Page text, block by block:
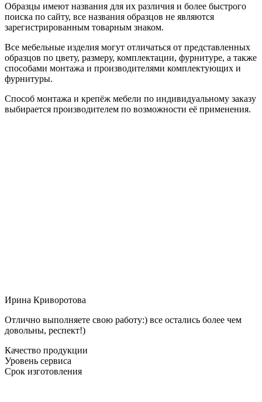
Образцы имеют названия для их различия и более быстрого
поиска по сайту, все названия образцов не являются
зарегистрированным товарным знаком.
Все мебельные изделия могут отличаться от представленных
образцов по цвету, размеру, комплектации, фурнитуре, а также
способами монтажа и производителями комплектующих и
фурнитуры.
Способ монтажа и крепёж мебели по индивидуальному заказу
выбирается производителем по возможности её применения.
Ирина Криворотова
Отлично выполняете свою работу:) все остались более чем
довольны, респект!)
Качество продукции
Уровень сервиса
Срок изготовления